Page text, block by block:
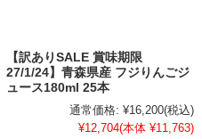
【訳ありSALE 賞味期限
27/1/24】青森県産 フジりんごジ
ュース180ml 25本
通常価格: ¥16,200(税込)
¥12,704(本体 ¥11,763)